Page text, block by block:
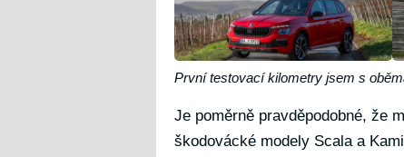
První testovací kilometry jsem s
Je poměrně pravděpodobné, že
škodovácké modely Scala a